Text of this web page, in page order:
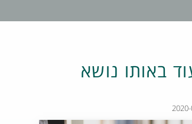
באותו נושא